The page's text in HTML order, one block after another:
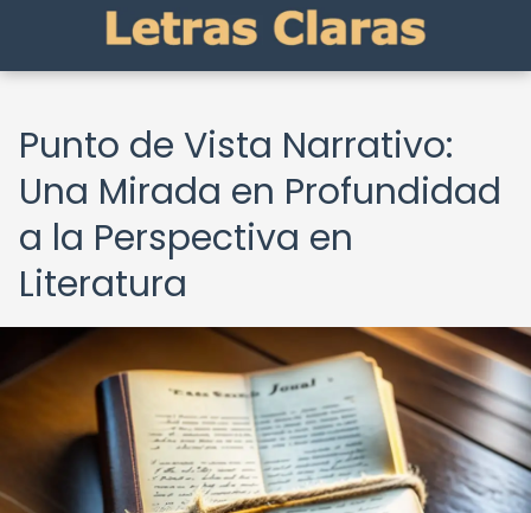
Punto de Vista Narrativo:
Una Mirada en Profundidad
a la Perspectiva en
Literatura